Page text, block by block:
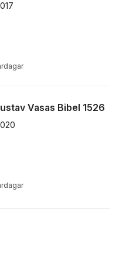
antal röster:
Vasas Bibel 1526
antal röster: